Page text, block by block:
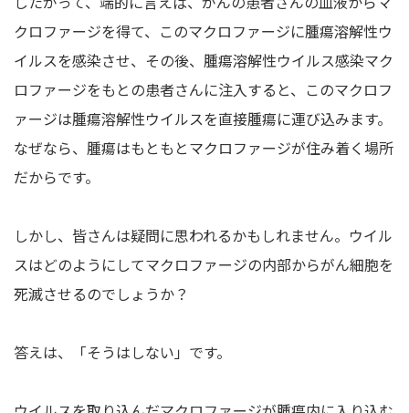
クロファージを得て、このマクロファージに腫瘍溶解性ウ
イルスを感染させ、その後、腫瘍溶解性ウイルス感染マク
ロファージをもとの患者さんに注入すると、このマクロフ
ァージは腫瘍溶解性ウイルスを直接腫瘍に運び込みます。
なぜなら、腫瘍はもともとマクロファージが住み着く場所
だからです。
しかし、皆さんは疑問に思われるかもしれません。ウイル
スはどのようにしてマクロファージの内部からがん細胞を
死滅させるのでしょうか？
答えは、「そうはしない」です。